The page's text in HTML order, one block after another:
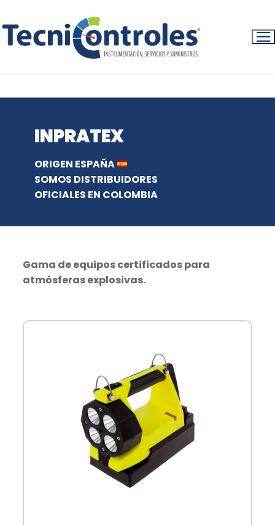
al
contenido
PRODUCTOS INPRATEX
INPRATEX
ORIGEN ESPAÑA
SOMOS DISTRIBUIDORES
OFICIALES EN COLOMBIA
Gama de equipos certificados para
atmósferas explosivas.